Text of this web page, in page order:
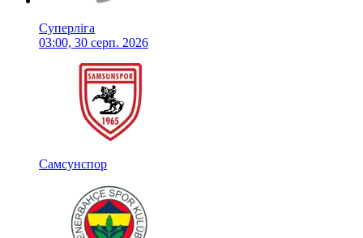
Суперліга
03:00, 30 серп. 2026
Самсунспор